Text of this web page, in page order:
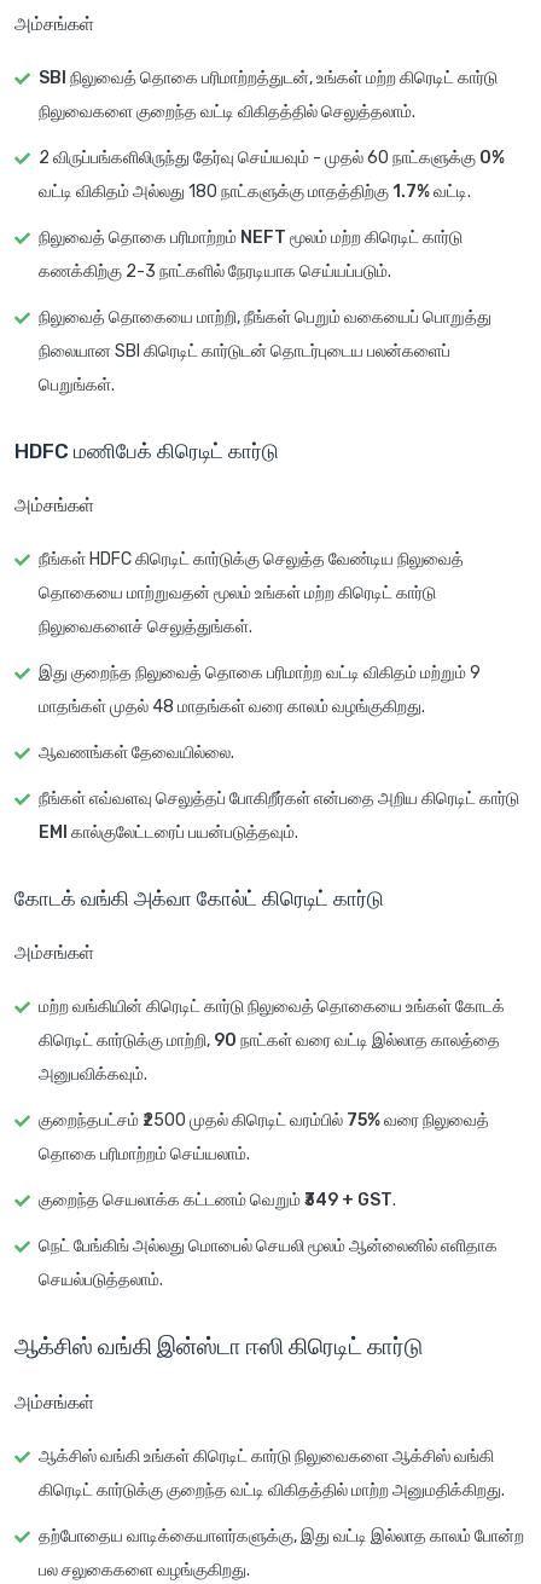
அம்சங்கள்
SBI நிலுவைத் தொகை பரிமாற்றத்துடன், உங்கள் மற்ற கிரெடிட் கார்டு
நிலுவைகளை குறைந்த வட்டி விகிதத்தில் செலுத்தலாம்.
2 விருப்பங்களிலிருந்து தேர்வு செய்யவும் - முதல் 60 நாட்களுக்கு 0%
வட்டி விகிதம்அல்லது 180 நாட்களுக்கு மாதத்திற்கு 1.7% வட்டி.
நிலுவைத் தொகை பரிமாற்றம் NEFT மூலம் மற்ற கிரெடிட் கார்டு
கணக்கிற்கு 2-3 நாட்களில் நேரடியாக செய்யப்படும்.
நிலுவைத் தொகையை மாற்றி, நீங்கள் பெறும் வகையைப் பொறுத்து
நிலையான SBI கிரெடிட் கார்டுடன் தொடர்புடைய பலன்களைப்
பெறுங்கள்.
HDFC மணிபேக் கிரெடிட் கார்டு
அம்சங்கள்
நீங்கள் HDFC கிரெடிட் கார்டுக்கு செலுத்த வேண்டிய நிலுவைத்
தொகையை மாற்றுவதன் மூலம் உங்கள் மற்ற கிரெடிட் கார்டு
நிலுவைகளைச் செலுத்துங்கள்.
இது குறைந்த நிலுவைத் தொகை பரிமாற்ற வட்டி விகிதம்மற்றும் 9
மாதங்கள் முதல் 48 மாதங்கள் வரை காலம் வழங்குகிறது.
ஆவணங்கள் தேவையில்லை.
நீங்கள் எவ்வளவு செலுத்தப் போகிறீர்கள் என்பதை அறிய கிரெடிட் கார்டு
EMI கால்குலேட்டரைப் பயன்படுத்தவும்.
கோடக் வங்கி அக்வா கோல்ட் கிரெடிட் கார்டு
அம்சங்கள்
மற்ற வங்கியின் கிரெடிட் கார்டு நிலுவைத் தொகையை உங்கள் கோடக்
கிரெடிட் கார்டுக்கு மாற்றி, 90 நாட்கள் வரை வட்டி இல்லாத காலத்தை
அனுபவிக்கவும்.
குறைந்தபட்சம் ₹2500 முதல் கிரெடிட் வரம்பில் 75% வரை நிலுவைத்
தொகை பரிமாற்றம்செய்யலாம்.
குறைந்த செயலாக்க கட்டணம் வெறும்₹349 + GST.
நெட் பேங்கிங் அல்லது மொபைல் செயலி மூலம்ஆன்லைனில் எளிதாக
செயல்படுத்தலாம்.
ஆக்சிஸ் வங்கி இன்ஸ்டா ஈஸி கிரெடிட் கார்டு
அம்சங்கள்
ஆக்சிஸ் வங்கி உங்கள் கிரெடிட் கார்டு நிலுவைகளை ஆக்சிஸ் வங்கி
கிரெடிட் கார்டுக்கு குறைந்த வட்டி விகிதத்தில் மாற்ற அனுமதிக்கிறது.
தற்போதைய வாடிக்கையாளர்களுக்கு, இது வட்டி இல்லாத காலம்போன்ற
பல சலுகைகளை வழங்குகிறது.